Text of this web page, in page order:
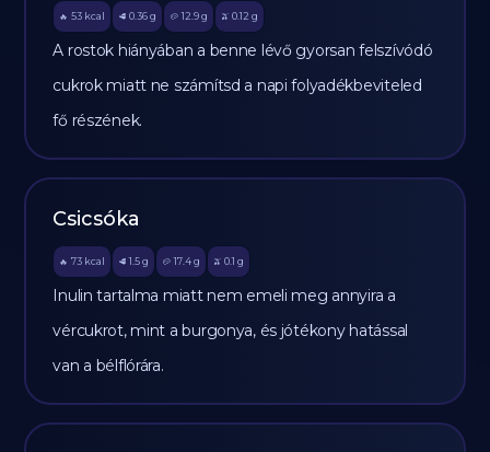
🔥 53 kcal 🥩 0.36 g 🥔 12.9g 🫒 0.12 g
A rostok hiányában a benne lévő gyorsan felszívódó
cukrok miatt ne számítsd a napi folyadékbeviteled
fő részének.
Csicsóka
🔥 73 kcal 🥩 1.5 g 🥔 17.4g 🫒 0.1 g
Inulin tartalma miatt nem emeli meg annyira a
vércukrot, mint a burgonya, és jótékony hatással
van a bélflórára.